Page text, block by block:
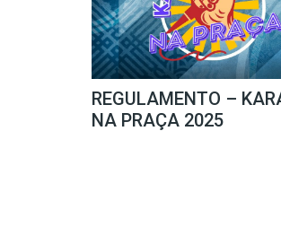
REGULAMENTO –
NA PRAÇA 2025